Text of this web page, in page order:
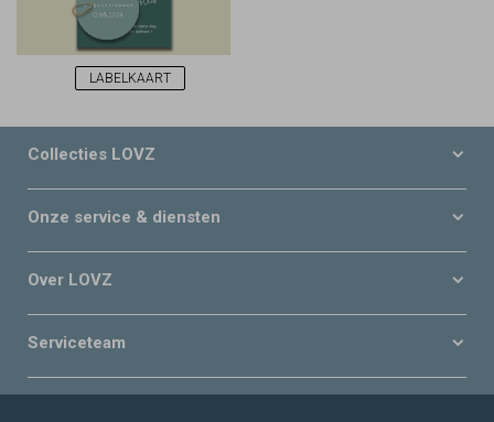
LABELKAART
Collecties LOVZ
Onze service & diensten
Over LOVZ
Serviceteam